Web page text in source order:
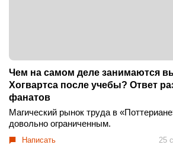
Чем на самом деле занимаются
Хогвартса после учебы? Ответ
фанатов
Магический рынок труда в
довольно ограниченным.
Написать 25